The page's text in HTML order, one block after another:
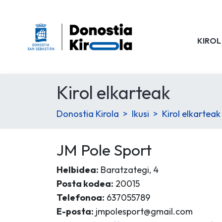
Kirol elkarteak
Donostia Kirola Ikusi Kirol elkarteak
JM Pole Sport
Helbidea: Baratzategi, 4
Posta kodea: 20015
Telefonoa: 637055789
E-posta: jmpolesport@gmail.com